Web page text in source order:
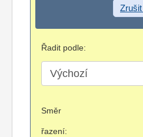
Řadit podle:
Směr
řazení: